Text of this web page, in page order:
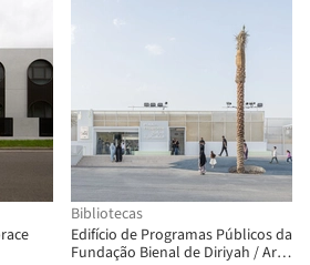
Bibliotecas
Edifício de Programas Públicos da
Fundação Bienal de Diriyah / Ariel